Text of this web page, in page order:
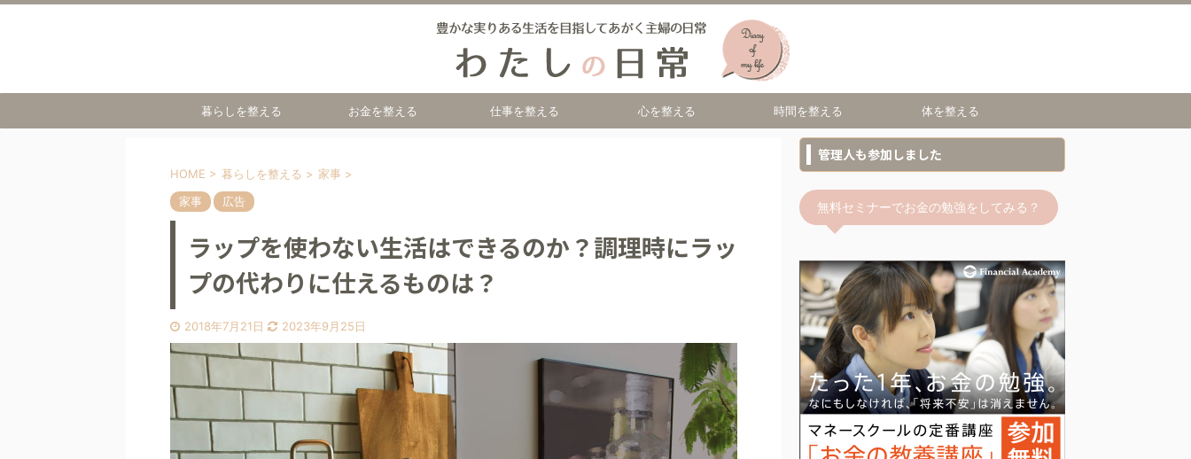
暮らしを整える お金を整える 仕事を整える 心を整える 時間を整える 体を整える
HOME > 暮らしを整える > 家事 >
家事
広告
ラップを使わない生活はできるのか？調理時にラッ
プの代わりに仕えるものは？
2018年7月21日 2023年9月25日
管理人も参加しました
無料セミナーでお金の勉強をしてみる？